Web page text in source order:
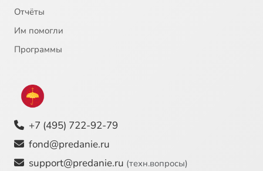
Отчёты
Им помогли
Программы
+7 (495) 722-92-79
fond@predanie.ru
support@predanie.ru (техн.вопросы)